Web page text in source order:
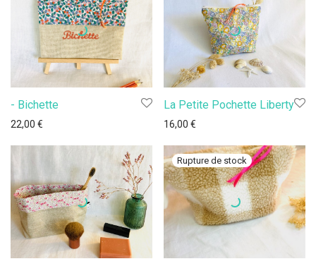
- Bichette
22,00 €
La Petite Pochette Liberty
16,00 €